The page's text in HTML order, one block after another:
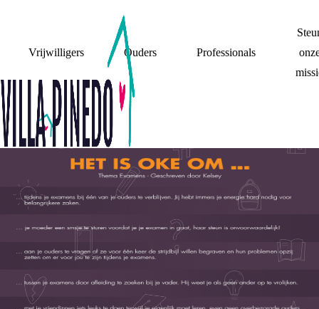
Vrijwilligers Ouders Professionals
HET IS OKE OM...
(THEMA: